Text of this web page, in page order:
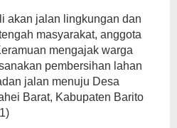
akan jalan lingkungan dan
masyarakat, anggota
mengajak warga
pembersihan lahan
jalan menuju Desa
Barat, Kabupaten Barito